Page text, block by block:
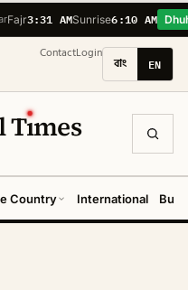
Fajr3:31 AMSunrise6:10 AM
ContactLogin
বাং EN
Tımes
Country International